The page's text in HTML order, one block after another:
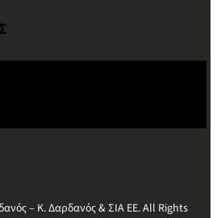
– Κ. Δαρδανός & ΣΙΑ ΕΕ. All Rights